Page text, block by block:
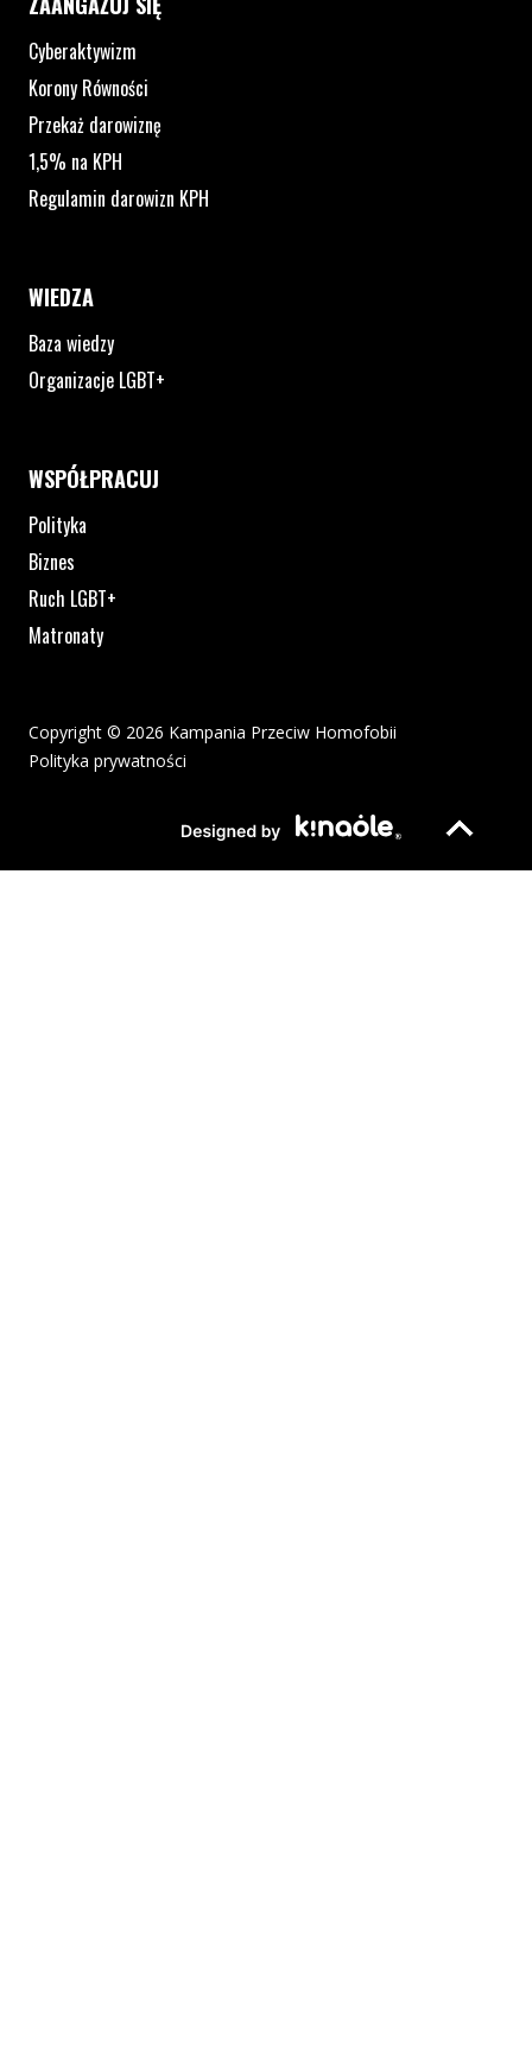
Cyberaktywizm
Korony Równości
Przekaż darowiznę
1,5% na KPH
Regulamin darowizn KPH
WIEDZA
Baza wiedzy
Organizacje LGBT+
WSPÓŁPRACUJ
Polityka
Biznes
Ruch LGBT+
Matronaty
Copyright © 2026 Kampania Przeciw Homofobii
Polityka prywatności
Strona otwiera